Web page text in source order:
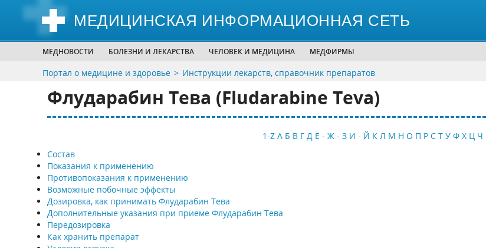
МЕДИЦИНСКАЯ ИНФОРМАЦИОННАЯ СЕТЬ
МЕДНОВОСТИ БОЛЕЗНИ И ЛЕКАРСТВА ЧЕЛОВЕК И МЕДИЦИНА МЕДФИРМЫ
Портал о медицине и здоровье Инструкции лекарств, справочник препаратов
Флударабин Тева (Fludarabine Teva)
1-Z А Б В Г Д Е - Ж - З И - Й К Л М Н О П Р С Т У Ф Х Ц Ч
Состав
Показания к применению
Противопоказания к применению
Возможные побочные эффекты
Дозировка, как принимать Флударабин Тева
Дополнительные указания при приеме Флударабин Тева
Передозировка
Как хранить препарат